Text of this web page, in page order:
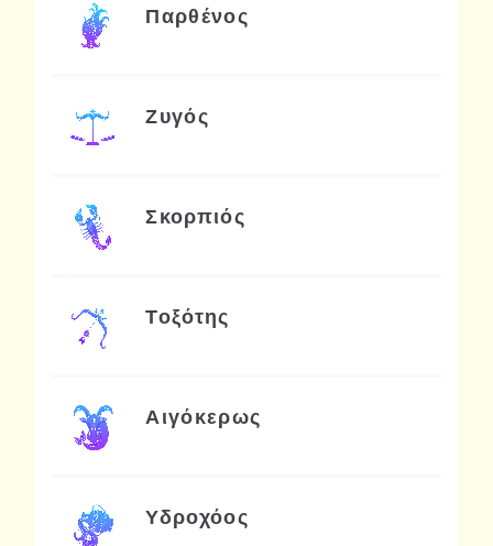
Παρθένος
Ζυγός
Σκορπιός
Τοξότης
Αιγόκερως
Υδροχόος